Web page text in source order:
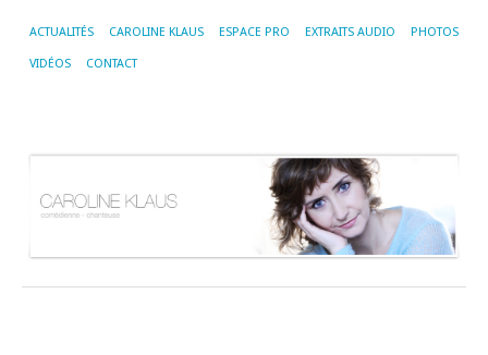
ACTUALITÉS CAROLINE KLAUS ESPACE PRO EXTRAITS AUDIO PHOTOS
VIDÉOS CONTACT